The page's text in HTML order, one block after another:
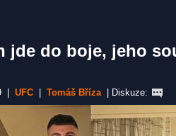
jde do boje, jeho
UFC Tomáš Bříza Diskuze: